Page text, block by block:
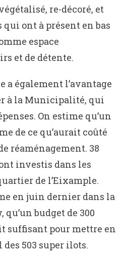
re-décoré, et
ont à présent en bas
espace
et de détente.
a également l’avantage
à la Municipalité, qui
On estime qu’un
de ce qu’aurait coûté
réaménagement. 38
investis dans les
de l’Eixample.
en juin dernier dans la
budget de 300
suffisant pour mettre en
503 super ilots.